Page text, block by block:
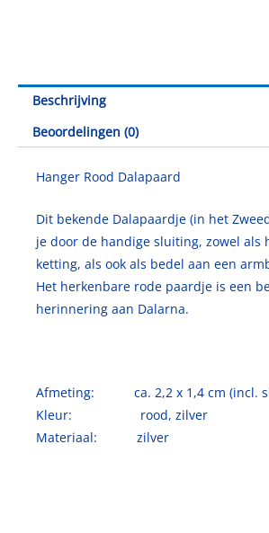
Beschrijving
Beoordelingen (0)
Hanger Rood Dalapaard
Dit bekende Dalapaardje (in het
je door de handige sluiting, zowel als
ketting, als ook als bedel aan een
Het herkenbare rode paardje is een
herinnering aan Dalarna.
Afmeting: ca. 2,2 x 1,4 cm (incl.
Kleur: rood, zilver
Materiaal: zilver